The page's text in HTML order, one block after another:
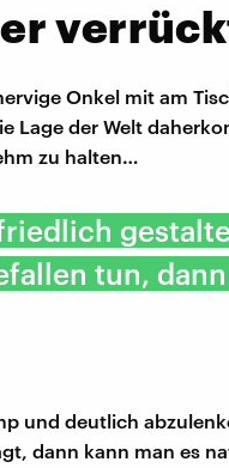
Onkel mit am
Lage der Welt
zu halten…
tun,
und deutlich
dann kann man es